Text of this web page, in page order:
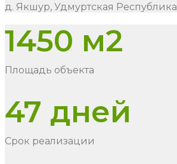
д. Якшур, Удмуртская Республика
1450 м2
Площадь объекта
47 дней
Срок реализации